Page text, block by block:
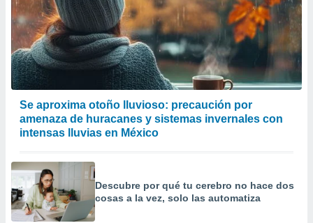
datos
momento
en
en
en
de
un
Se aproxima otoño lluvioso: precaución por
amenaza de huracanes y sistemas invernales con
intensas lluvias en México
Descubre por qué tu cerebro no hace dos
cosas a la vez, solo las automatiza